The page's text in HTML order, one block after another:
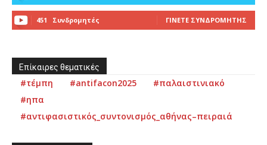
451 Συνδρομητές ΓΊΝΕΤΕ ΣΥΝΔΡΟΜΗΤΉΣ
Επίκαιρες θεματικές
#τέμπη #antifacon2025
#παλαιστινιακό
#ηπα
#αντιφασιστικός_συντονισμός_αθήνας–πειραιά